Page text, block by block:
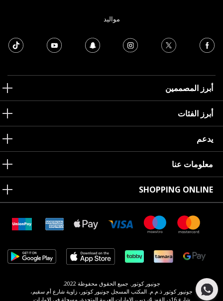
مواليد
أبرز المصممين
أبرز الفئات
يدعم
معلومات عنا
SHOPPING ONLINE
جونيور كوتور. جميع الحقوق محفوظة 2022.
جونيور كوتور ذ.م.م. المكتب المسجل جونيور كوتور، زاوية شارع أم سقيم،
شارع 16د، القوز 4، دبي، الإمارات العربية المتحدة، مسجلة في الإمارات